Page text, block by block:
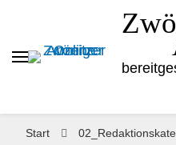
Start